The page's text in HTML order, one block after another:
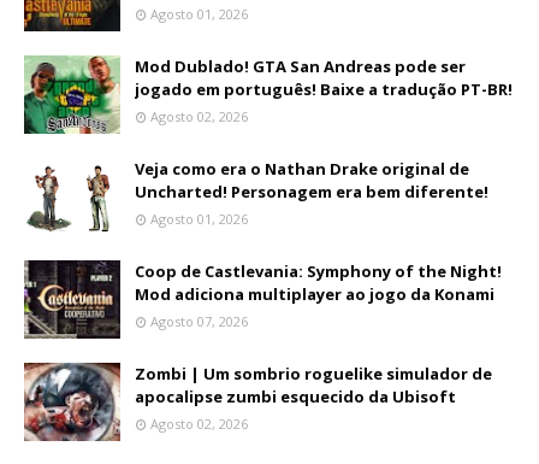
Agosto 01, 2026
Mod Dublado! GTA San Andreas pode ser
jogado em português! Baixe a tradução PT-BR!
Agosto 02, 2026
Veja como era o Nathan Drake original de
Uncharted! Personagem era bem diferente!
Agosto 01, 2026
Coop de Castlevania: Symphony of the Night!
Mod adiciona multiplayer ao jogo da Konami
Agosto 07, 2026
Zombi | Um sombrio roguelike simulador de
apocalipse zumbi esquecido da Ubisoft
Agosto 02, 2026